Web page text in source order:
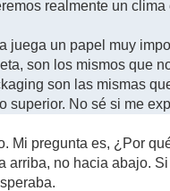
realmente un
juega un papel muy
son los mismos que
son las mismas
superior. No sé si me
Mi pregunta es, ¿Por
arriba, no hacia abajo.